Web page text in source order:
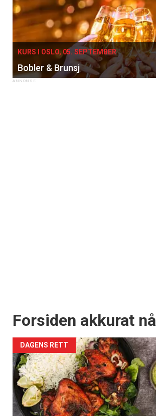
KURS I OSLO, 05. SEPTEMBER
Bobler & Brunsj
Forsiden akkurat nå
DAGENS RETT